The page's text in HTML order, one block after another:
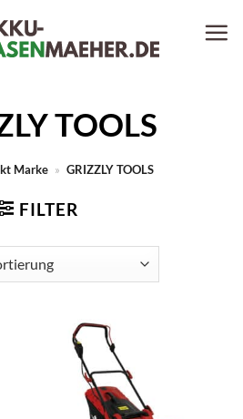
TOOLS
Marke » GRIZZLY TOOLS
FILTER